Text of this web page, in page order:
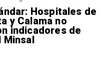
Hospitales de
y Calama no
indicadores de